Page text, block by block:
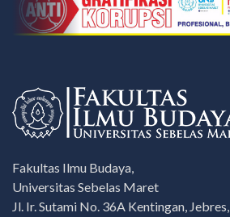
Fakultas Ilmu Budaya,
Universitas Sebelas Maret
Jl. Ir. Sutami No. 36A Kentingan, Jebres,